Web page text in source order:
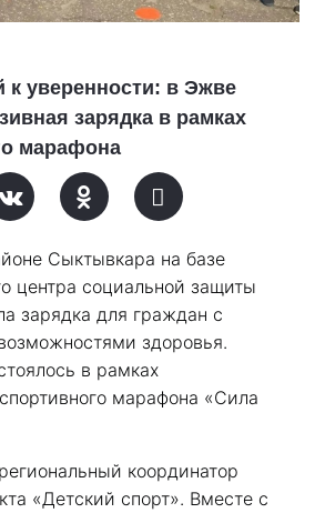
к уверенности: в Эжве
зарядка в рамках
марафона
Сыктывкара на базе
центра социальной защиты
зарядка для граждан с
здоровья.
в рамках
марафона «Сила
координатор
«Детский спорт». Вместе с